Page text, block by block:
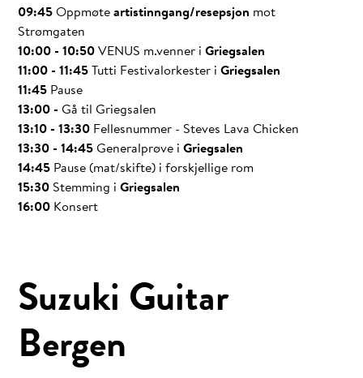
09:45Oppmøteartistinngang/resepsjon mot
Strømgaten
10:00 - 10:50VENUS m.venner iGriegsalen
11:00 - 11:45Tutti Festivalorkester iGriegsalen
11:45 Pause
13:00 -Gå til Griegsalen
13:10 - 13:30 Fellesnummer - Steves Lava Chicken
13:30 - 14:45Generalprøve iGriegsalen
14:45 Pause (mat/skifte) i forskjellige rom
15:30 Stemming iGriegsalen
16:00 Konsert
Suzuki Guitar
Bergen